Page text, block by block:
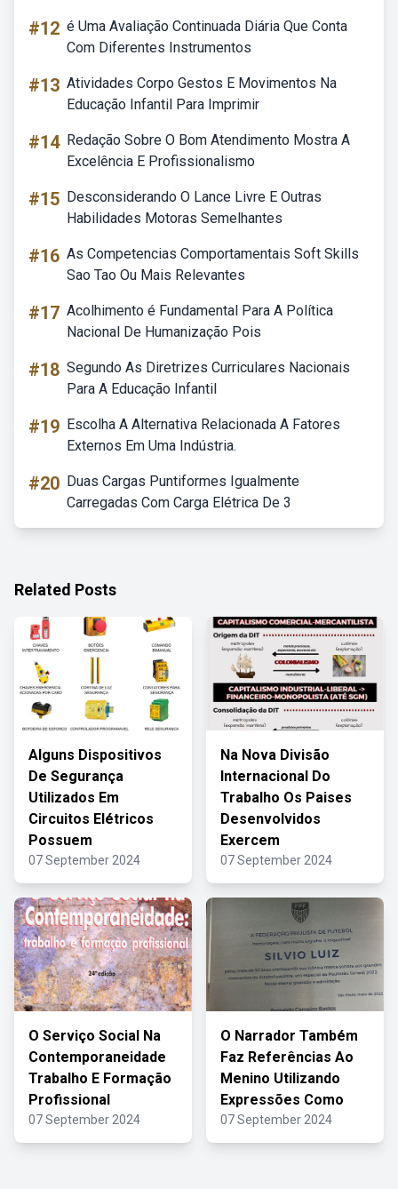
#12 é Uma Avaliação Continuada Diária Que Conta
Com Diferentes Instrumentos
#13 Atividades Corpo Gestos E Movimentos Na
Educação Infantil Para Imprimir
#14 Redação Sobre O Bom Atendimento Mostra A
Excelência E Profissionalismo
#15 Desconsiderando O Lance Livre E Outras
Habilidades Motoras Semelhantes
#16 As Competencias Comportamentais Soft Skills
Sao Tao Ou Mais Relevantes
#17 Acolhimento é Fundamental Para A Política
Nacional De Humanização Pois
#18 Segundo As Diretrizes Curriculares Nacionais
Para A Educação Infantil
#19 Escolha A Alternativa Relacionada A Fatores
Externos Em Uma Indústria.
#20 Duas Cargas Puntiformes Igualmente
Carregadas Com Carga Elétrica De 3
Related Posts
Alguns Dispositivos
De Segurança
Utilizados Em
Circuitos Elétricos
Possuem
07 September 2024
Na Nova Divisão
Internacional Do
Trabalho Os Paises
Desenvolvidos
Exercem
07 September 2024
O Serviço Social Na
Contemporaneidade
Trabalho E Formação
Profissional
07 September 2024
O Narrador Também
Faz Referências Ao
Menino Utilizando
Expressões Como
07 September 2024